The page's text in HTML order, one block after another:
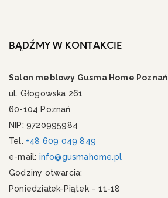
BĄDŹMY W KONTAKCIE
Salon meblowy Gusma Home Poznań
ul. Głogowska 261
60-104 Poznań
NIP: 9720995984
Tel. +48 609 049 849
e-mail: info@gusmahome.pl
Godziny otwarcia:
Poniedziałek-Piątek – 11-18